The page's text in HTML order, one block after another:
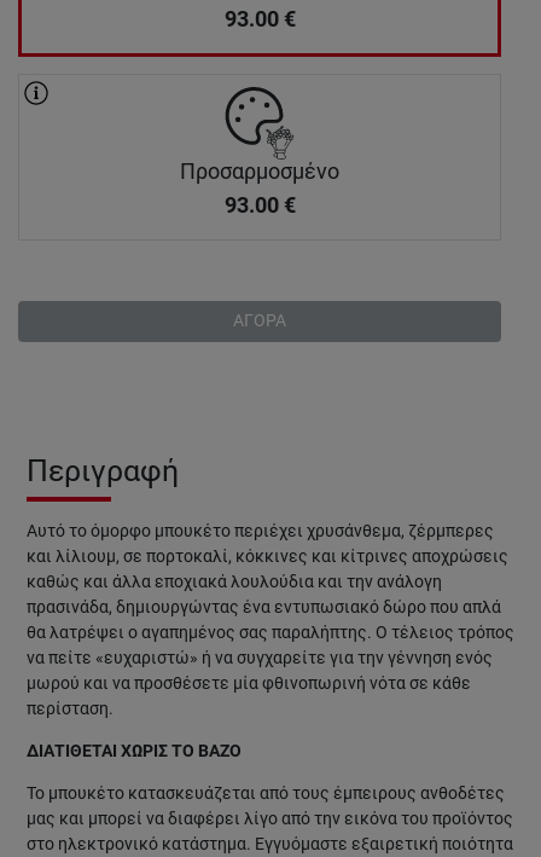
93.00 €
Προσαρμοσμένο
93.00 €
ΑΓΟΡΑ
Περιγραφή
Αυτό το όμορφο μπουκέτο περιέχει χρυσάνθεμα, ζέρμπερες
και λίλιουμ, σε πορτοκαλί, κόκκινες και κίτρινες αποχρώσεις
καθώς και άλλα εποχιακά λουλούδια και την ανάλογη
πρασινάδα, δημιουργώντας ένα εντυπωσιακό δώρο που απλά
θα λατρέψει ο αγαπημένος σας παραλήπτης. Ο τέλειος τρόπος
να πείτε «ευχαριστώ» ή να συγχαρείτε για την γέννηση ενός
μωρού και να προσθέσετε μία φθινοπωρινή νότα σε κάθε
περίσταση.
ΔΙΑΤΙΘΕΤΑΙ ΧΩΡΙΣ ΤΟ ΒΑΖΟ
Το μπουκέτο κατασκευάζεται από τους έμπειρους ανθοδέτες
μας και μπορεί να διαφέρει λίγο από την εικόνα του προϊόντος
στο ηλεκτρονικό κατάστημα. Εγγυόμαστε εξαιρετική ποιότητα